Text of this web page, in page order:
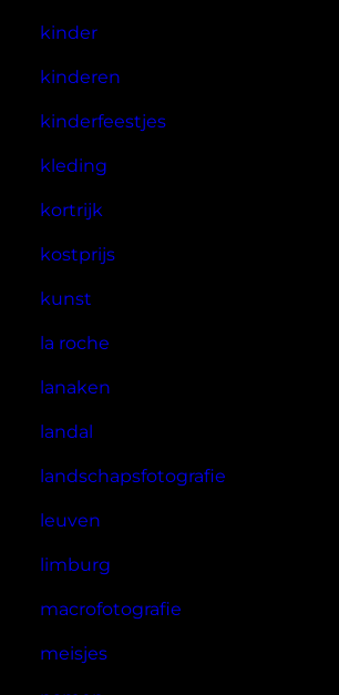
kinder
kinderen
kinderfeestjes
kleding
kortrijk
kostprijs
kunst
la roche
lanaken
landal
landschapsfotografie
leuven
limburg
macrofotografie
meisjes